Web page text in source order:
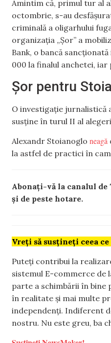
Amintim că, primul tur al
octombrie, s-au
criminală a oligarhului
organizația „Șor” a
Bank, o bancă
000 la finalul anchetei,
Șor pentru
O investigație jurnalistică
susține în turul II al
Alexandr Stoianoglo neagă
la astfel de practici în
Abonați-vă la canalul de
și de peste hotare.
Vreți să susțineți ceea ce
Puteți contribui la
sistemul E-commerce de
parte a schimbării în bine
în realitate și mai multe
independenți. Indiferent
nostru. Nu este greu, ba